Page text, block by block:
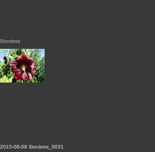
2015-08-09 Stockros_0031
Stockros